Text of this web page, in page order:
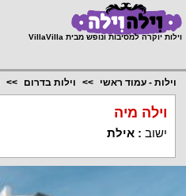
וילות יוקרה למסיבות ונופש מבית VillaVilla
וילות - עמוד ראשי וילות בדרום
וילה מיה
ישוב :אילת